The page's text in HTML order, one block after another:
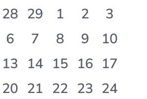
0
eventi,
28 0
eventi,
29
0
eventi,
1
0
eventi,
2
0
eventi,
3
0
eventi,
6
0
eventi,
7
0
eventi,
8
0
eventi,
9
0
eventi,
10
0
eventi,
13 0
eventi,
14 0
eventi,
15 0
eventi,
16 0
eventi,
17
0
20 0
21 0
22 0
23 0
24